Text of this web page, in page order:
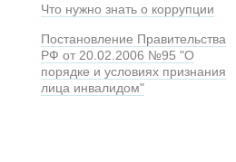
Что нужно знать о коррупции
Постановление Правительства
РФ от 20.02.2006 №95 "О
порядке и условиях признания
лица инвалидом"